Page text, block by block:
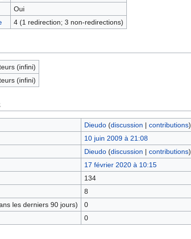
Oui
4 (1 redirection; 3 non-redirections)
(infini)
(infini)
Dieudo (discussion | contributions)
10 juin 2009 à 21:08
Dieudo (discussion | contributions)
17 février 2020 à 10:15
134
8
les derniers 90 jours)
0
0